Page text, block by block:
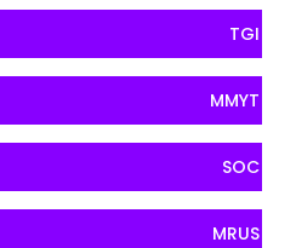
TGI
MMYT
SOC
MRUS